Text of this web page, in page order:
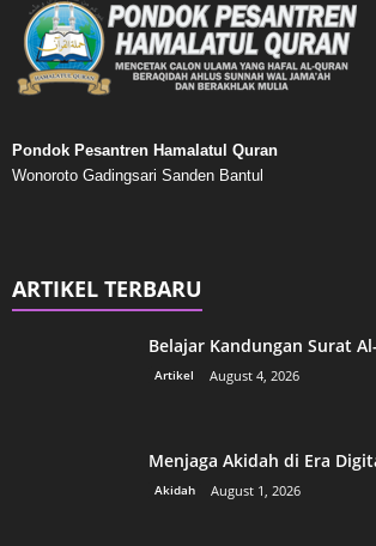
Pondok Pesantren Hamalatul Quran
Wonoroto Gadingsari Sanden Bantul
ARTIKEL TERBARU
Belajar Kandungan Surat
Artikel August 4, 2026
Menjaga Akidah di Era
Akidah August 1, 2026